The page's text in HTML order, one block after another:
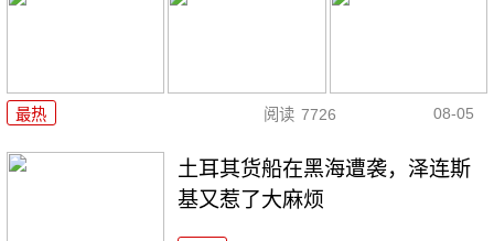
最热 阅读 7726 08-05
土耳其货船在黑海遭袭，泽连斯
基又惹了大麻烦